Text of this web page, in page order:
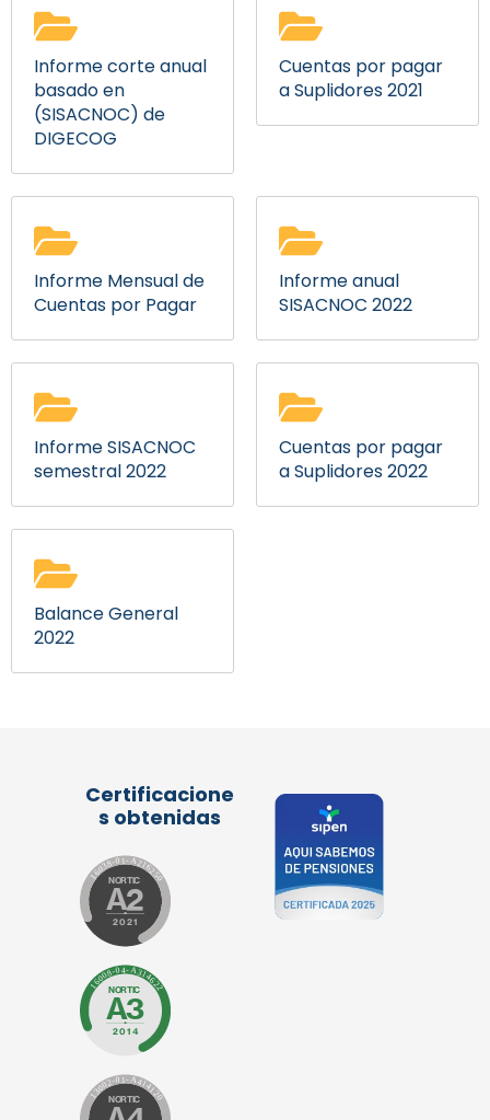
Informe corte anual
basado en
(SISACNOC) de
DIGECOG
Cuentas por pagar
a Suplidores 2021
Informe Mensual de
Cuentas por Pagar
Informe anual
SISACNOC 2022
Informe SISACNOC
semestral 2022
Cuentas por pagar
a Suplidores 2022
Balance General
2022
Certificacione
s obtenidas